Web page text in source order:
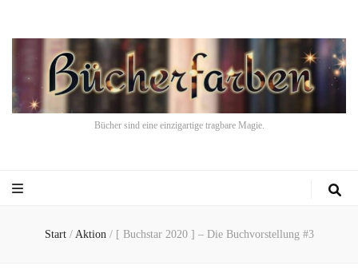
Bücher sind eine einzigartige tragbare Magie.
Start / Aktion / [ Buchstar 2020 ] – Die Buchvorstellung #3